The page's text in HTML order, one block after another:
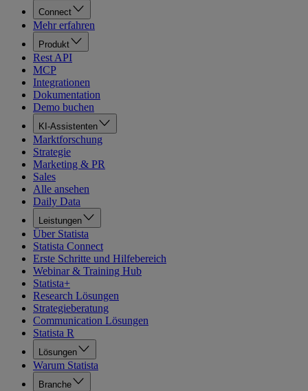
Connect
Mehr erfahren
Produkt
Rest API
MCP
Integrationen
Dokumentation
Demo buchen
KI-Assistenten
Marktforschung
Strategie
Marketing & PR
Sales
Alle ansehen
Daily Data
Leistungen
Über Statista
Statista Connect
Erste Schritte und Hilfebereich
Webinar & Training Hub
Statista+
Research Lösungen
Strategieberatung
Communication Lösungen
Statista R
Lösungen
Warum Statista
Branche